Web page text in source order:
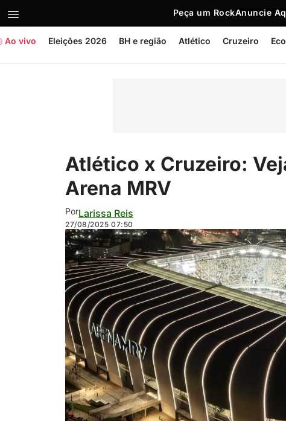
Peça um RockAnuncie
Ao vivo Eleições 2026 BH e região Atlético Cruzeiro
Atlético x Cruzeiro:
Arena MRV
PorLarissa Reis
27/08/2025 07:50